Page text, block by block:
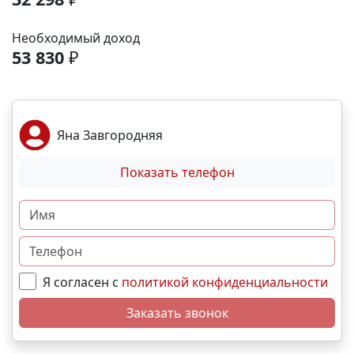
-12 минут. Выгодные условия покупки:
Беспроцентная рассрочка от застройщика;
Семейная, военная ,IT- ипотека; Материнский
нами прямо сейчас и мы подберем лучший вариант
именно для вас! N11394
Необходимый доход
53 830 ₽
Яна Завгородняя
Показать телефон
Я согласен с политикой конфиденциальности
Заказать звонок